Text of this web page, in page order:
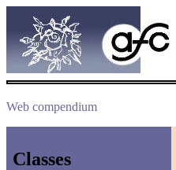
Web compendium
Classes